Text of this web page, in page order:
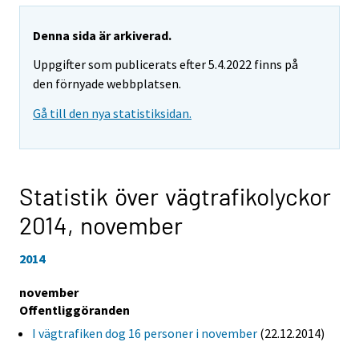
Denna sida är arkiverad.
Uppgifter som publicerats efter 5.4.2022 finns på
den förnyade webbplatsen.
Gå till den nya statistiksidan.
Statistik över vägtrafikolyckor
2014, november
2014
november
Offentliggöranden
I vägtrafiken dog 16 personer i november (22.12.2014)